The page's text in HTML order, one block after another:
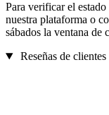
Para verificar el
nuestra plataforma o
sábados la ventana de
Reseñas de clientes